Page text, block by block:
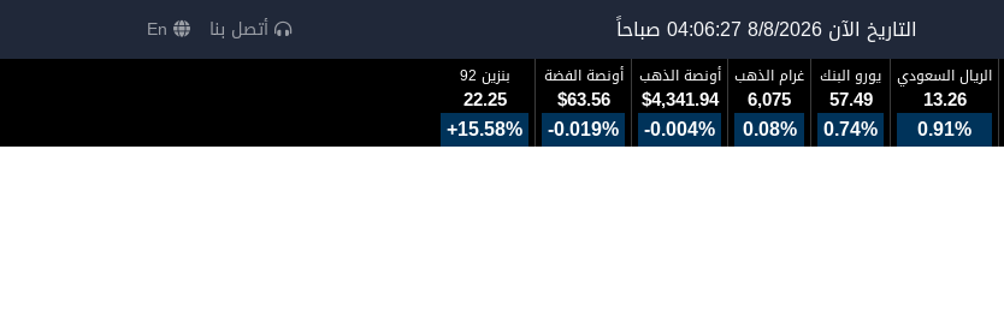
التاريخ الآن8/8/2026 04:06:27 صباحاً أتصل بنا
الريال السعودي
13.26
0.91%
يورو البنك
57.49
0.74%
غرام الذهب
6,075
0.08%
أونصة الذهب
$4,341.94
-0.004%
أونصة الفضة
$63.56
-0.019%
بنزين 92
22.25
+15.58%